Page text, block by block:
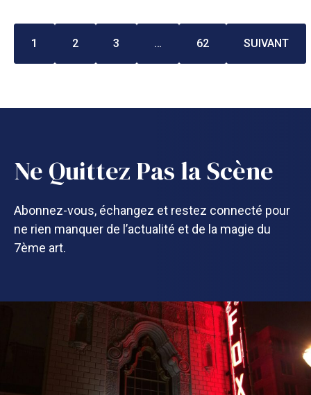
1 2 3 … 62 SUIVANT
Ne Quittez Pas la Scène
Abonnez-vous, échangez et restez connecté pour
ne rien manquer de l’actualité et de la magie du
7ème art.